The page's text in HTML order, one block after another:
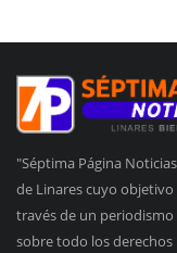
"Séptima Página
de Linares cuyo
través de un
sobre todo los